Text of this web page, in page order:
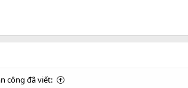
công đã viết: